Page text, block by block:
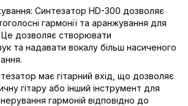
Синтезатор HD-300 дозволяє
гармонії та аранжування для
Це дозволяє створювати
та надавати вокалу більш насиченого
має гітарний вхід, що дозволяє
гітару або інший інструмент для
гармоній відповідно до